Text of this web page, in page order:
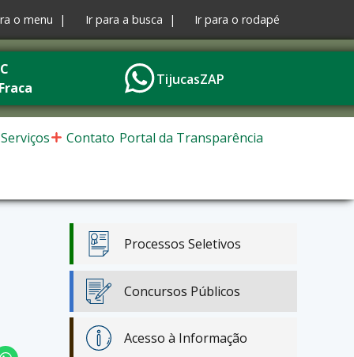
o menu | Ir para a busca | Ir para o rodapé
TijucasZAP
Serviços Contato Portal da Transparência
Processos Seletivos
Concursos Públicos
Acesso à Informação